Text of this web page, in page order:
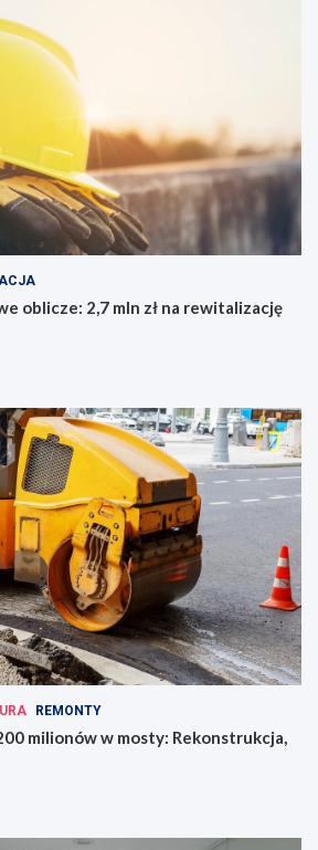
oblicze: 2,7 mln zł na rewitalizację
REMONTY
milionów w mosty: Rekonstrukcja,